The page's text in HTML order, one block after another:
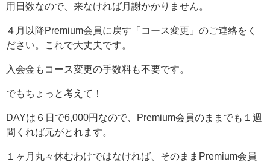
用日数なので、来なければ月謝かかりません。
４月以降Premium会員に戻す「コース変更」のご連絡をく
ださい。これで大丈夫です。
入会金もコース変更の手数料も不要です。
でもちょっと考えて！
DAYは６日で6,000円なので、Premium会員のままでも１週
間くれば元がとれます。
１ヶ月丸々休むわけではなければ、そのままPremium会員